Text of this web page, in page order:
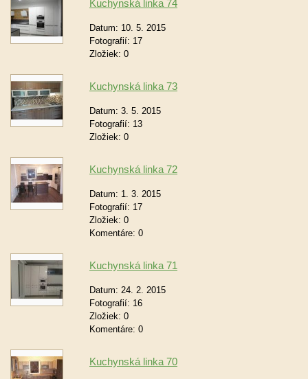
Kuchynská linka 74
Datum: 10. 5. 2015
Fotografií: 17
Zložiek: 0
Kuchynská linka 73
Datum: 3. 5. 2015
Fotografií: 13
Zložiek: 0
Kuchynská linka 72
Datum: 1. 3. 2015
Fotografií: 17
Zložiek: 0
Komentáre: 0
Kuchynská linka 71
Datum: 24. 2. 2015
Fotografií: 16
Zložiek: 0
Komentáre: 0
Kuchynská linka 70